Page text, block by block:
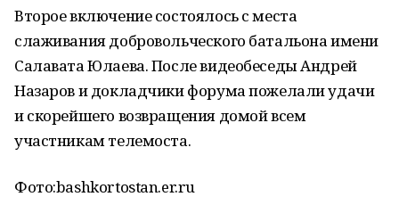
Второе включение состоялось с места
слаживания добровольческого батальона имени
Салавата Юлаева. После видеобеседы Андрей
Назаров и докладчики форума пожелали удачи
и скорейшего возвращения домой всем
участникам телемоста.
Фото:bashkortostan.er.ru